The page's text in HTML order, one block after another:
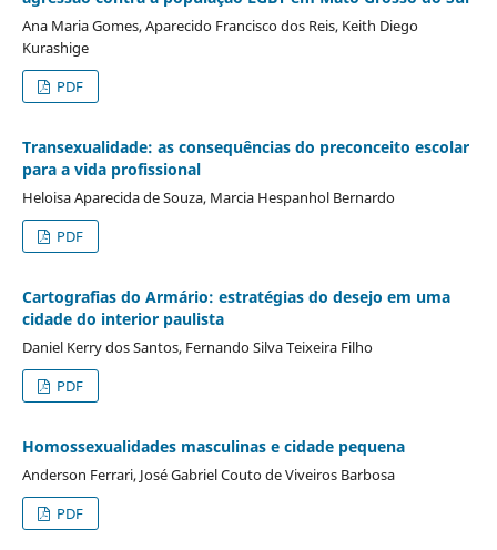
Ana Maria Gomes, Aparecido Francisco dos Reis, Keith Diego
Kurashige
PDF
Transexualidade: as consequências do preconceito escolar
para a vida profissional
Heloisa Aparecida de Souza, Marcia Hespanhol Bernardo
PDF
Cartografias do Armário: estratégias do desejo em uma
cidade do interior paulista
Daniel Kerry dos Santos, Fernando Silva Teixeira Filho
PDF
Homossexualidades masculinas e cidade pequena
Anderson Ferrari, José Gabriel Couto de Viveiros Barbosa
PDF